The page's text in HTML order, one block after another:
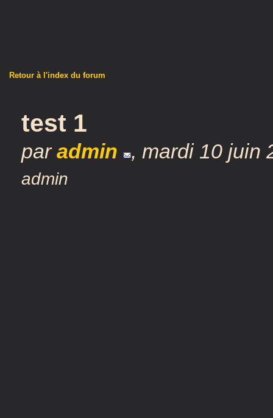
Retour à l'index du forum
test 1
paradmin , mardi 10 juin
admin